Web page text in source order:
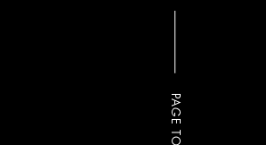
PAGE TOP